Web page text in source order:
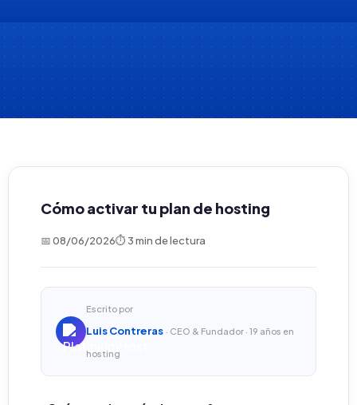
Cómo activar tu plan de hosting
📅 08/06/2026⏱ 3 min de lectura
Escrito por
Luis Contreras · CEO & Fundador · 19 años en
hosting